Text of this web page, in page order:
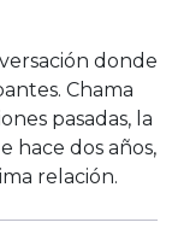
donde
Chama
pasadas, la
hace dos años,
relación.